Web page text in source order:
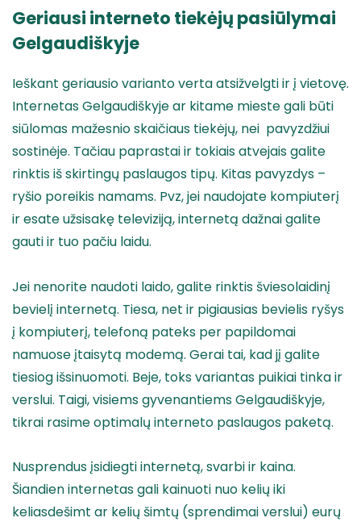
Geriausi interneto tiekėjų pasiūlymai
Gelgaudiškyje
Ieškant geriausio varianto verta atsižvelgti ir į vietovę.
Internetas Gelgaudiškyje ar kitame mieste gali būti
siūlomas mažesnio skaičiaus tiekėjų, nei pavyzdžiui
sostinėje. Tačiau paprastai ir tokiais atvejais galite
rinktis iš skirtingų paslaugos tipų. Kitas pavyzdys –
ryšio poreikis namams. Pvz, jei naudojate kompiuterį
ir esate užsisakę televiziją, internetą dažnai galite
gauti ir tuo pačiu laidu.
Jei nenorite naudoti laido, galite rinktis šviesolaidinį
bevielį internetą. Tiesa, net ir pigiausias bevielis ryšys
į kompiuterį, telefoną pateks per papildomai
namuose įtaisytą modemą. Gerai tai, kad jį galite
tiesiog išsinuomoti. Beje, toks variantas puikiai tinka ir
verslui. Taigi, visiems gyvenantiems Gelgaudiškyje,
tikrai rasime optimalų interneto paslaugos paketą.
Nusprendus įsidiegti internetą, svarbi ir kaina.
Šiandien internetas gali kainuoti nuo kelių iki
keliasdešimt ar kelių šimtų (sprendimai verslui) eurų